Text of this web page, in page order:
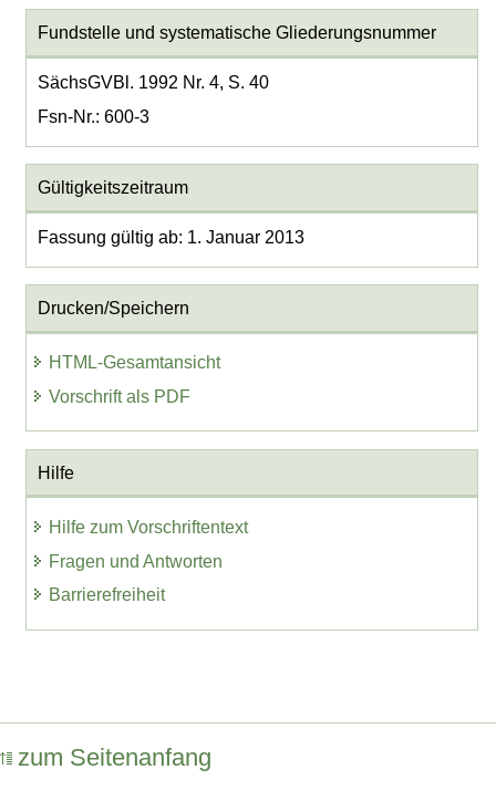
Fundstelle und systematische Gliederungsnummer
SächsGVBl. 1992 Nr. 4, S. 40
Fsn-Nr.: 600-3
Gültigkeitszeitraum
Fassung gültig ab: 1. Januar 2013
Drucken/Speichern
HTML-Gesamtansicht
Vorschrift als PDF
Hilfe
Hilfe zum Vorschriftentext
Fragen und Antworten
Barrierefreiheit
zum Seitenanfang